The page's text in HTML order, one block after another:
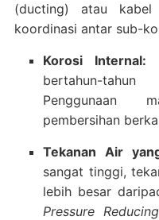
(ducting) atau
koordinasi antar sub-
Korosi Internal:
bertahun-
Penggunaan
pembersihan
Tekanan Air
sangat tinggi,
lebih besar
Pressure